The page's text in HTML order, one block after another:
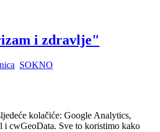
i zdravlje"
SOKNO
kolačiće: Google Analytics,
i cwGeoData. Sve to koristimo kako